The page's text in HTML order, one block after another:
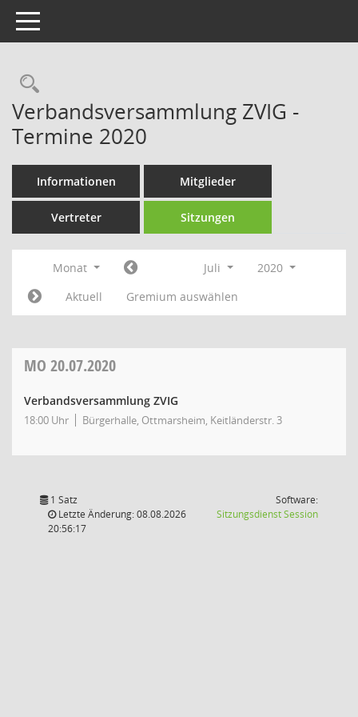
Toggle navigation
Rechercheauswahl
Verbandsversammlung ZVIG -
Termine 2020
Informationen Mitglieder
Vertreter Sitzungen
Monat Juli
2020
Aktuell
Gremium auswählen
MO 20.07.2020
Verbandsversammlung ZVIG
18:00 Uhr Bürgerhalle, Ottmarsheim, Keitländerstr. 3
1 Satz
Letzte Änderung: 08.08.2026
20:56:17
Software:
SitzungsdienstSession(Wird in